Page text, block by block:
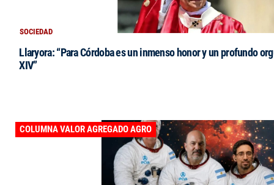
SOCIEDAD
Llaryora: “Para Córdoba es un inmenso honor y un profundo
XIV”
COLUMNA VALOR AGREGADO AGRO